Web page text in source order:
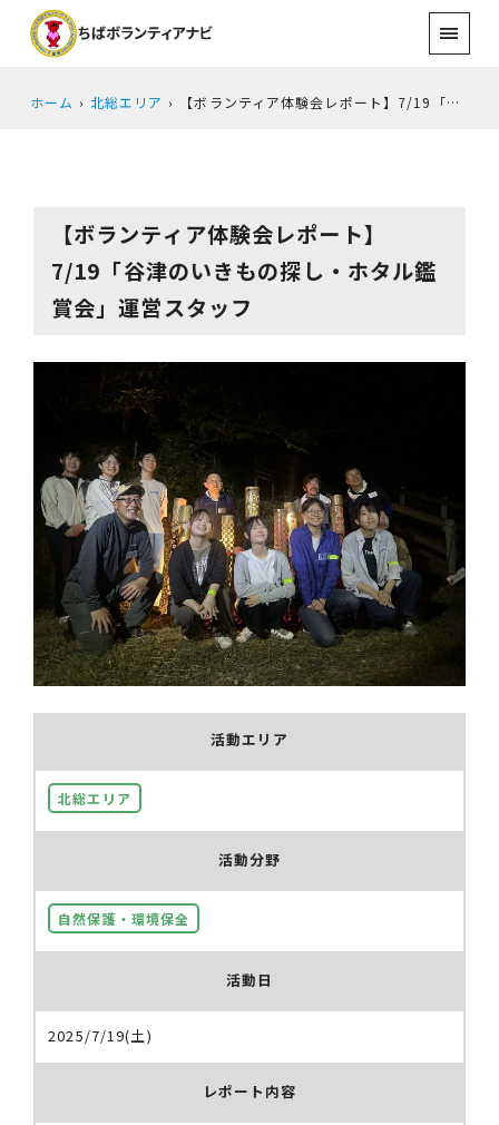
ホーム 北総エリア 【ボランティア体験会レポート】7/19「谷津のいきもの探し・ホタル鑑賞会」運営スタッフ
【ボランティア体験会レポート】
7/19「谷津のいきもの探し・ホタル鑑
賞会」運営スタッフ
活動エリア
北総エリア
活動分野
自然保護・環境保全
活動日
2025/7/19(土)
レポート内容